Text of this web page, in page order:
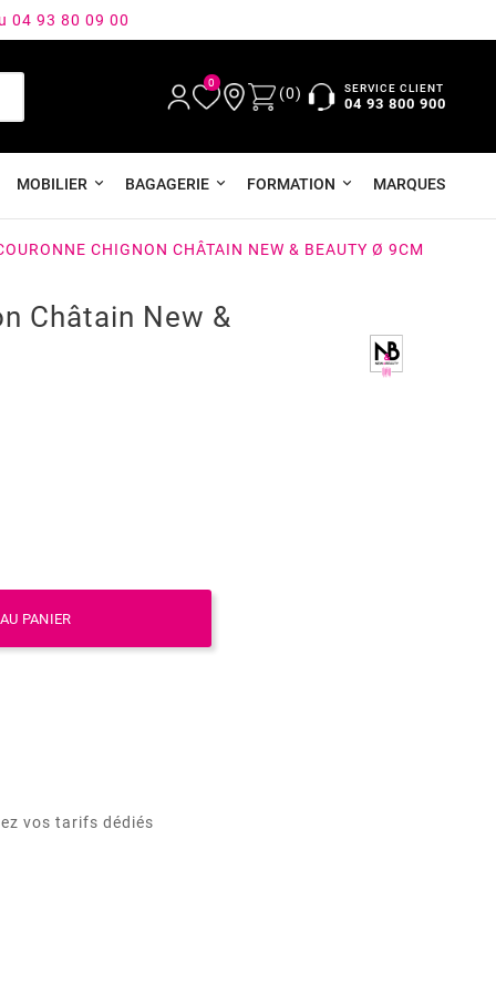
04 93 80 09 00
0
(0) SERVICE CLIENT
04 93 800 900
MOBILIER BAGAGERIE FORMATION MARQUES
CHIGNON CHÂTAIN NEW & BEAUTY Ø 9CM
Châtain New &
PANIER
vos tarifs dédiés